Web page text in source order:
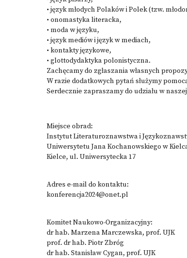
• język młodych Polaków i Polek (tzw.
• onomastyka literacka,
• moda w języku,
• język mediów i język w mediach,
• kontakty językowe,
• glottodydaktyka polonistyczna.
Zachęcamy do zgłaszania własnych
W razie dodatkowych pytań służymy
Serdecznie zapraszamy do udziału w
Miejsce obrad:
Instytut Literaturoznawstwa i
Uniwersytetu Jana Kochanowskiego w
Kielce, ul. Uniwersytecka 17
Adres e-mail do kontaktu:
konferencja2024@onet.pl
Komitet Naukowo-Organizacyjny:
dr hab. Marzena Marczewska, prof. UJK
prof. dr hab. Piotr Zbróg
dr hab. Stanisław Cygan, prof. UJK